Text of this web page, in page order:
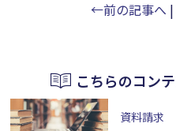
←前の記事へ |
こちらのコン
資料請求